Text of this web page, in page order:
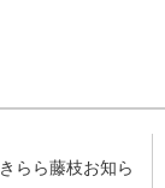
きらら藤枝お知ら